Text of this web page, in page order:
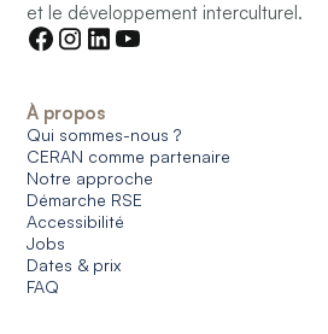
et le développement interculturel.
À propos
Qui sommes-nous ?
CERAN comme partenaire
Notre approche
Démarche RSE
Accessibilité
Jobs
Dates & prix
FAQ